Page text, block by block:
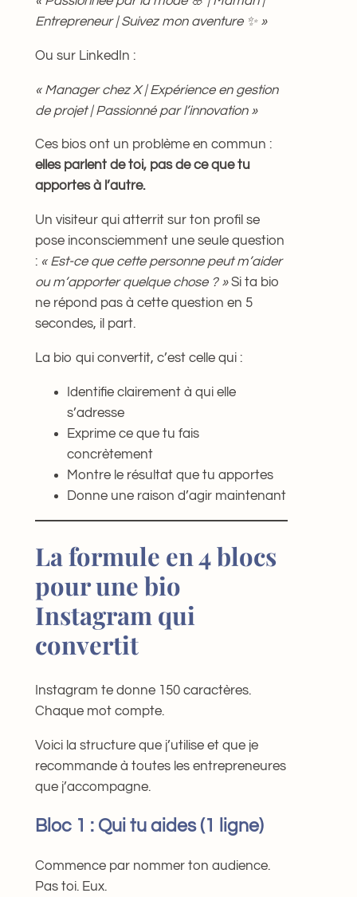
Entrepreneur | Suivez mon aventure ✨ »
Ou sur LinkedIn :
« Manager chez X | Expérience en gestion
de projet | Passionné par l’innovation »
Ces bios ont un problème en commun :
elles parlent de toi, pas de ce que tu
apportes à l’autre.
Un visiteur qui atterrit sur ton profil se
pose inconsciemment une seule question
: « Est-ce que cette personne peut m’aider
ou m’apporter quelque chose ? »Si ta bio
ne répond pas à cette question en 5
secondes, il part.
La bio qui convertit, c’est celle qui :
Identifie clairement à qui elle
s’adresse
Exprime ce que tu fais
concrètement
Montre le résultat que tu apportes
Donne une raison d’agir maintenant
La formule en 4 blocs
pour une bio
Instagram qui
convertit
Instagram te donne 150 caractères.
Chaque mot compte.
Voici la structure que j’utilise et que je
recommande à toutes les entrepreneures
que j’accompagne.
Bloc 1 : Qui tu aides (1 ligne)
Commence par nommer ton audience.
Pas toi. Eux.